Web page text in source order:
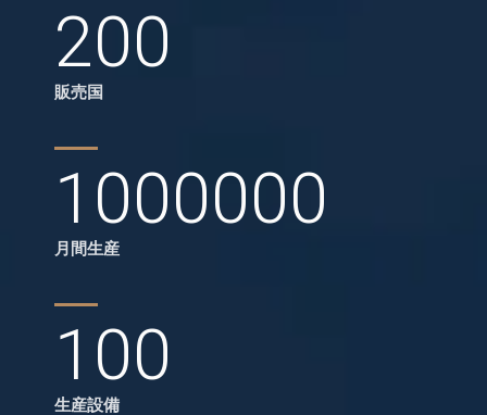
200
販売国
1000000
月間生産
100
生産設備